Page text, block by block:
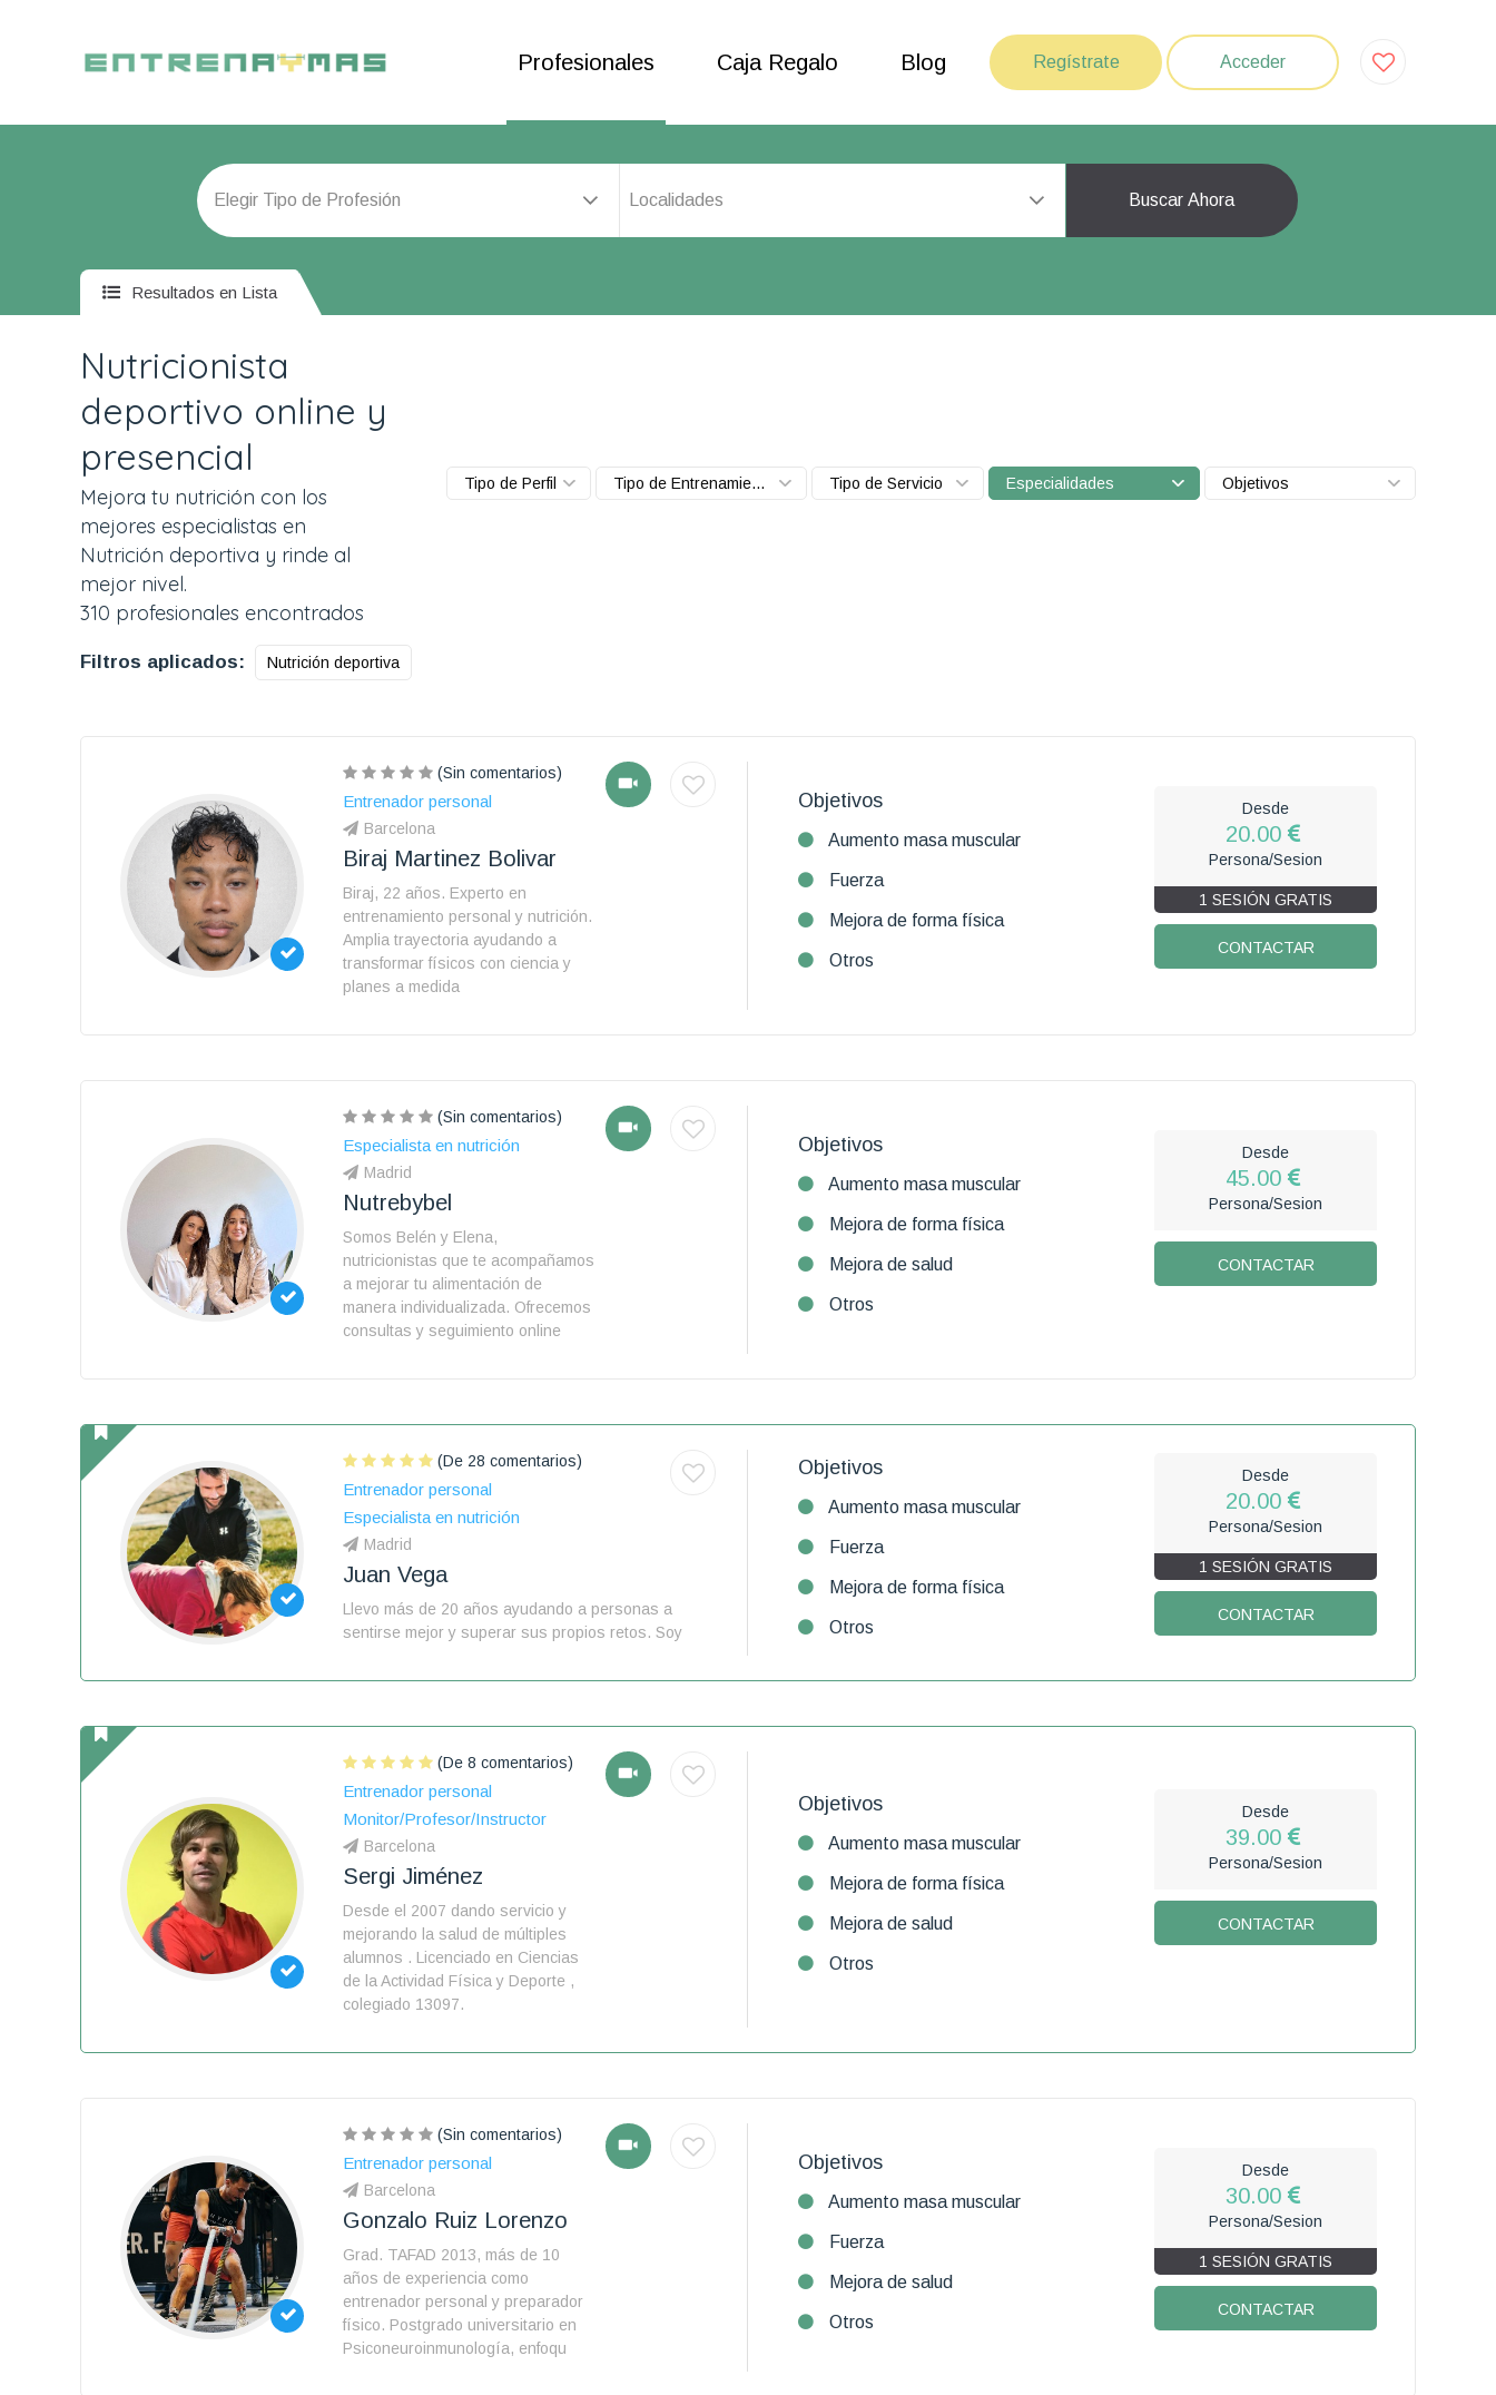
Profesionales Caja Regalo Blog Regístrate Acceder
Localidades Buscar Ahora
Resultados en Lista
Nutricionista
deportivo online y
presencial
Mejora tu nutrición con los
mejores especialistas en
Nutrición deportiva y rinde al
mejor nivel.
310 profesionales encontrados
Tipo de Perfil Tipo de Entrenamiento Tipo de Servicio Especialidades Objetivos
Filtros aplicados: Nutrición deportiva
(Sin comentarios)
Entrenador personal
Barcelona
Biraj Martinez Bolivar
Biraj, 22 años. Experto en
entrenamiento personal y nutrición.
Amplia trayectoria ayudando a
transformar físicos con ciencia y
planes a medida
Objetivos
Aumento masa muscular
Fuerza
Mejora de forma física
Otros
Desde
20.00
Persona/Sesion
1 SESIÓN GRATIS
CONTACTAR
(Sin comentarios)
Especialista en nutrición
Madrid
Nutrebybel
Somos Belén y Elena,
nutricionistas que te acompañamos
a mejorar tu alimentación de
manera individualizada. Ofrecemos
consultas y seguimiento online
Objetivos
Aumento masa muscular
Mejora de forma física
Mejora de salud
Otros
Desde
45.00
Persona/Sesion
CONTACTAR
(De 28 comentarios)
Entrenador personal
Especialista en nutrición
Madrid
Juan Vega
Llevo más de 20 años ayudando a personas a
sentirse mejor y superar sus propios retos. Soy
Objetivos
Aumento masa muscular
Fuerza
Mejora de forma física
Otros
Desde
20.00
Persona/Sesion
1 SESIÓN GRATIS
CONTACTAR
(De 8 comentarios)
Entrenador personal
Monitor/Profesor/Instructor
Barcelona
Sergi Jiménez
Desde el 2007 dando servicio y
mejorando la salud de múltiples
alumnos . Licenciado en Ciencias
de la Actividad Física y Deporte ,
colegiado 13097.
Objetivos
Aumento masa muscular
Mejora de forma física
Mejora de salud
Otros
Desde
39.00
Persona/Sesion
CONTACTAR
(Sin comentarios)
Entrenador personal
Barcelona
Gonzalo Ruiz Lorenzo
Grad. TAFAD 2013, más de 10
años de experiencia como
entrenador personal y preparador
físico. Postgrado universitario en
Psiconeuroinmunología, enfoqu
Objetivos
Aumento masa muscular
Fuerza
Mejora de salud
Otros
Desde
30.00
Persona/Sesion
1 SESIÓN GRATIS
CONTACTAR